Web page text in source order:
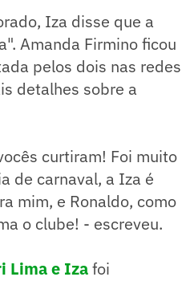
Iza disse que a
Amanda Firmino ficou
pelos dois nas redes
detalhes sobre a
curtiram! Foi muito
de carnaval, a Iza é
mim, e Ronaldo, como
o clube! - escreveu.
Lima e Izafoi